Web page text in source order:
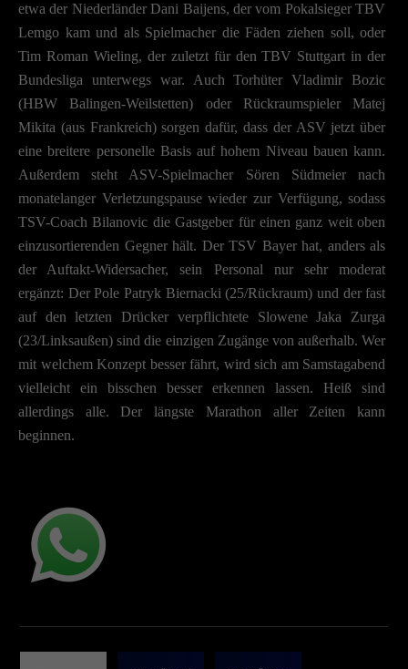
etwa der Niederländer Dani Baijens, der vom Pokalsieger TBV
Lemgo kam und als Spielmacher die Fäden ziehen soll, oder
Tim Roman Wieling, der zuletzt für den TBV Stuttgart in der
Bundesliga unterwegs war. Auch Torhüter Vladimir Bozic
(HBW Balingen-Weilstetten) oder Rückraumspieler Matej
Mikita (aus Frankreich) sorgen dafür, dass der ASV jetzt über
eine breitere personelle Basis auf hohem Niveau bauen kann.
Außerdem steht ASV-Spielmacher Sören Südmeier nach
monatelanger Verletzungspause wieder zur Verfügung, sodass
TSV-Coach Bilanovic die Gastgeber für einen ganz weit oben
einzusortierenden Gegner hält. Der TSV Bayer hat, anders als
der Auftakt-Widersacher, sein Personal nur sehr moderat
ergänzt: Der Pole Patryk Biernacki (25/Rückraum) und der fast
auf den letzten Drücker verpflichtete Slowene Jaka Zurga
(23/Linksaußen) sind die einzigen Zugänge von außerhalb. Wer
mit welchem Konzept besser fährt, wird sich am Samstagabend
vielleicht ein bisschen besser erkennen lassen. Heiß sind
allerdings alle. Der längste Marathon aller Zeiten kann
beginnen.